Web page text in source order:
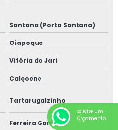
Santana (Porto Santana)
Oiapoque
Vitória do Jari
Calçoene
Tartarugalzinho
Ferreira Gomes
Solicite um
Orçamento